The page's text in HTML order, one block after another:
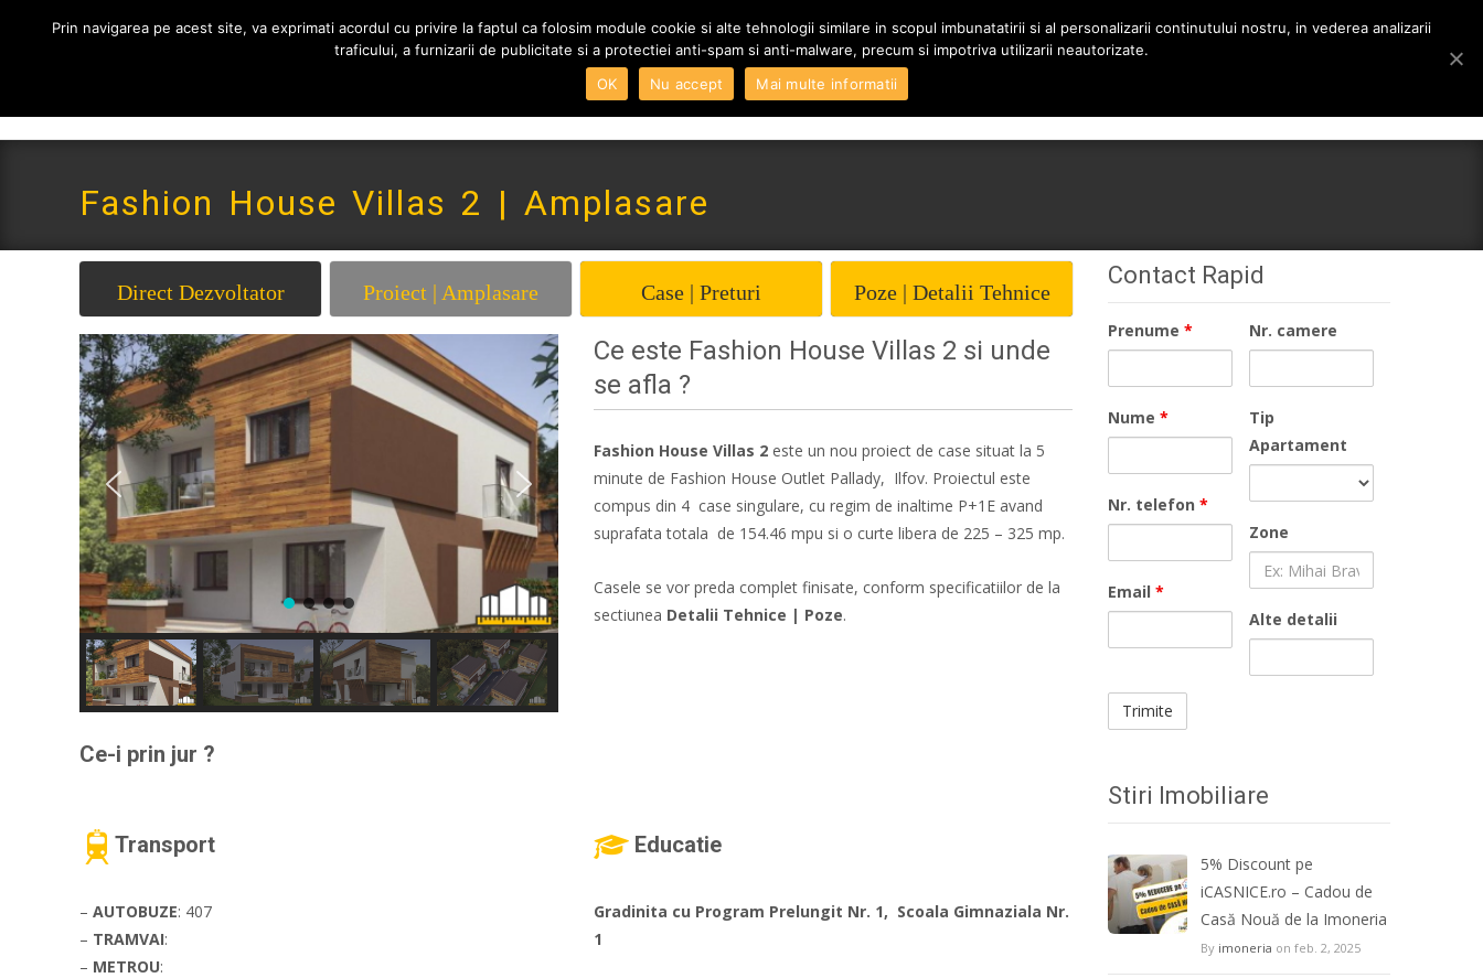
Skip to content
Home
Vanzari
Fashion House Villas 2 | Amplasare
Direct Dezvoltator Proiect | Amplasare Case | Preturi Poze | Detalii Tehnice
Ce este Fashion House Villas 2 si unde
se afla ?
Fashion House Villas 2 este un nou proiect de case situat la 5
minute de Fashion House Outlet Pallady, Ilfov. Proiectul este
compus din 4 case singulare, cu regim de inaltime P+1E avand
suprafata totala de 154.46 mpu si o curte libera de 225 – 325 mp.
Casele se vor preda complet finisate, conform specificatiilor de la
sectiunea Detalii Tehnice | Poze.
Ce-i prin jur ?
Transport
– AUTOBUZE: 407
– TRAMVAI:
– METROU:
Educatie
Gradinita cu Program Prelungit Nr. 1, Scoala Gimnaziala Nr.
1
Contact Rapid
Prenume *
Nume *
Nr. telefon *
Email *
Nr. camere
Tip
Apartament
Zone
Alte detalii
Stiri Imobiliare
5% Discount pe
iCASNICE.ro – Cadou de
Casă Nouă de la Imoneria
By imoneria on feb. 2, 2025
Prin navigarea pe acest site, va exprimati acordul cu privire la faptul ca folosim module cookie si alte tehnologii similare in scopul imbunatatirii si al personalizarii continutului nostru, in vederea analizarii
traficului, a furnizarii de publicitate si a protectiei anti-spam si anti-malware, precum si impotriva utilizarii neautorizate.
OK
Nu accept Mai multe informatii